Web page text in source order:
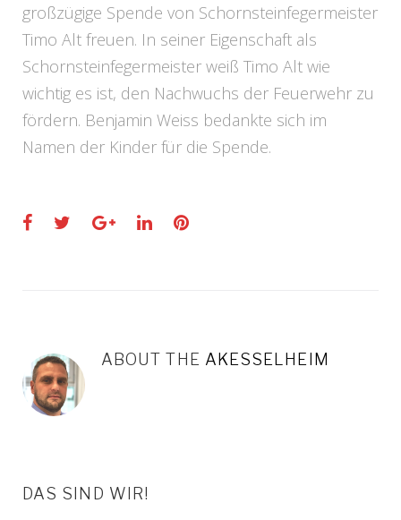
großzügige Spende von Schornsteinfegermeister
Timo Alt freuen. In seiner Eigenschaft als
Schornsteinfegermeister weiß Timo Alt wie
wichtig es ist, den Nachwuchs der Feuerwehr zu
fördern. Benjamin Weiss bedankte sich im
Namen der Kinder für die Spende.
Facebook
TwitterGoogle+LinkedInPinterest
ABOUT THE AKESSELHEIM
DAS SIND WIR!